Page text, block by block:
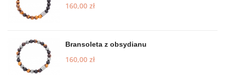
160,00 zł
Bransoleta z obsydianu
160,00 zł